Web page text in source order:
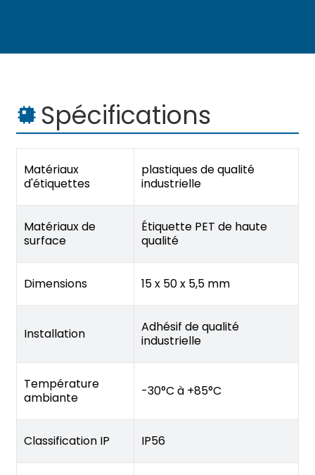
Spécifications
Matériaux
d'étiquettes
plastiques de qualité
industrielle
Matériaux de
surface
Étiquette PET de haute
qualité
Dimensions 15 x 50 x 5,5 mm
Installation
Adhésif de qualité
industrielle
Température
ambiante
-30°C à +85°C
Classification IP IP56